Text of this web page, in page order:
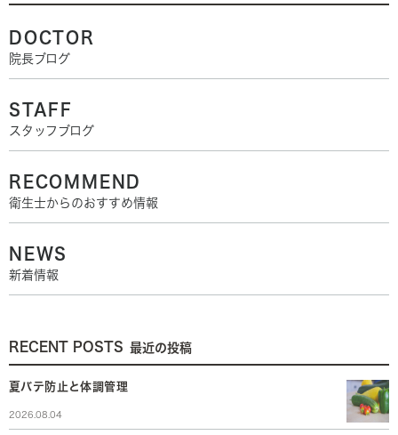
DOCTOR
院長ブログ
STAFF
スタッフブログ
RECOMMEND
衛生士からのおすすめ情報
NEWS
新着情報
RECENT POSTS 最近の投稿
夏バテ防止と体調管理
2026.08.04